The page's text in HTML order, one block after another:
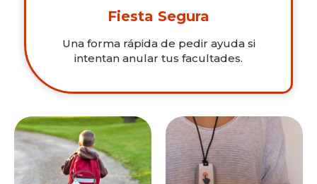
Fiesta Segura
Una forma rápida de pedir ayuda si
intentan anular tus facultades.